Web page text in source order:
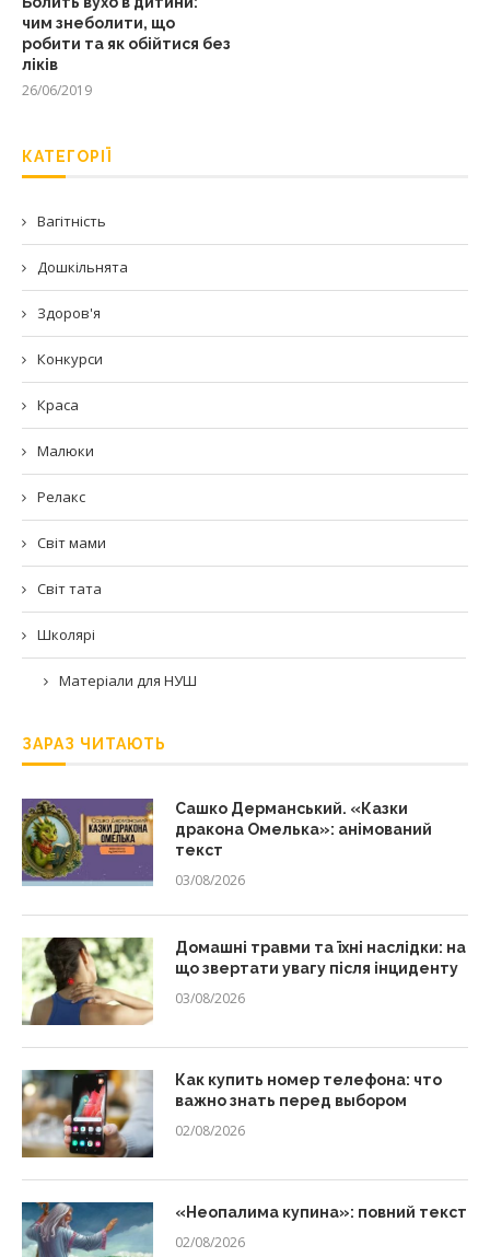
чим знеболити, що
робити та як обійтися без
ліків
26/06/2019
КАТЕГОРІЇ
Вагітність
Дошкільнята
Здоров'я
Конкурси
Краса
Малюки
Релакс
Світ мами
Світ тата
Школярі
Матеріали для НУШ
ЗАРАЗ ЧИТАЮТЬ
Сашко Дерманський. «Казки
дракона Омелька»: анімований
текст
03/08/2026
Домашні травми та їхні наслідки: на
що звертати увагу після інциденту
03/08/2026
Как купить номер телефона: что
важно знать перед выбором
02/08/2026
«Неопалима купина»: повний текст
02/08/2026